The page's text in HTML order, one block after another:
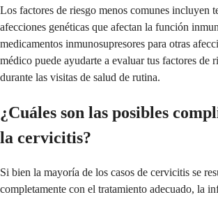
Los factores de riesgo menos comunes incluyen
afecciones genéticas que afectan la función
medicamentos inmunosupresores para otras
médico puede ayudarte a evaluar tus factores de
durante las visitas de salud de rutina.
¿Cuáles son las posibles
la cervicitis?
Si bien la mayoría de los casos de cervicitis se
completamente con el tratamiento adecuado, la